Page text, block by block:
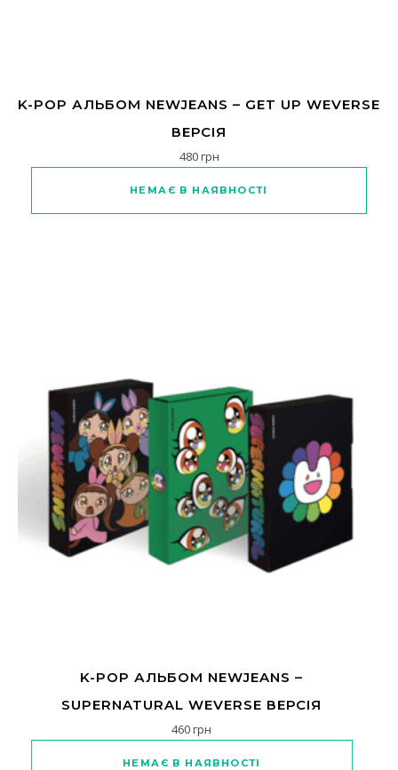
K-POP АЛЬБОМ NEWJEANS – GET UP WEVERSE
ВЕРСІЯ
480грн
НЕМАЄ В НАЯВНОСТІ
K-POP АЛЬБОМ NEWJEANS –
SUPERNATURAL WEVERSE ВЕРСІЯ
460грн
НЕМАЄ В НАЯВНОСТІ